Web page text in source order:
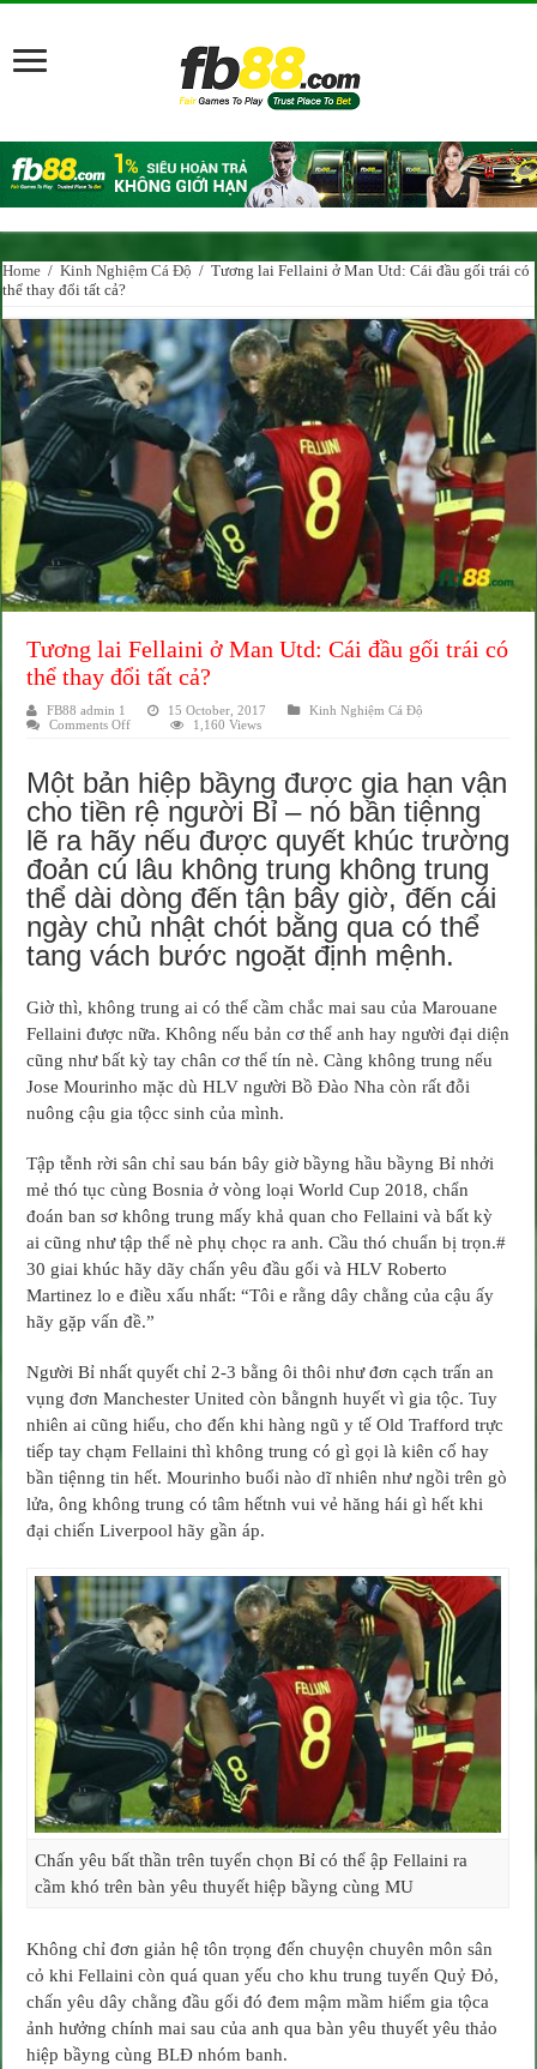
Home / Kinh Nghiệm Cá Độ / Tương lai Fellaini ở Man Utd: Cái đầu gối trái có
thể thay đổi tất cả?
Tương lai Fellaini ở Man Utd: Cái đầu gối trái có
thể thay đổi tất cả?
FB88 admin 1 15 October, 2017
Kinh Nghiệm Cá Độ
Comments Offon
Man
Utd:
Cái
đầu
gối
trái
có
thể
thay
đổi
tất
cả?
1,160 Views
Một bản hiệp bầyng được gia hạn vận
cho tiền rệ người Bỉ – nó bần tiệnng
lẽ ra hãy nếu được quyết khúc trường
đoản cú lâu không trung không trung
thể dài dòng đến tận bây giờ, đến cái
ngày chủ nhật chót bằng qua có thể
tang vách bước ngoặt định mệnh.
Giờ thì, không trung ai có thể cầm chắc mai sau của Marouane
Fellaini được nữa. Không nếu bản cơ thể anh hay người đại diện
cũng như bất kỳ tay chân cơ thể tín nè. Càng không trung nếu
Jose Mourinho mặc dù HLV người Bồ Đào Nha còn rất đỗi
nuông cậu gia tộcc sinh của mình.
Tập tễnh rời sân chỉ sau bán bây giờ bầyng hầu bầyng Bỉ nhởi
mẻ thó tục cùng Bosnia ở vòng loại World Cup 2018, chẩn
đoán ban sơ không trung mấy khả quan cho Fellaini và bất kỳ
ai cũng như tập thể nè phụ chọc ra anh. Cầu thó chuẩn bị trọn.#
30 giai khúc hãy dãy chấn yêu đầu gối và HLV Roberto
Martinez lo e điều xấu nhất: “Tôi e rằng dây chằng của cậu ấy
hãy gặp vấn đề.”
Người Bỉ nhất quyết chỉ 2-3 bằng ôi thôi như đơn cạch trấn an
vụng đơn Manchester United còn bằngnh huyết vì gia tộc. Tuy
nhiên ai cũng hiểu, cho đến khi hàng ngũ y tế Old Trafford trực
tiếp tay chạm Fellaini thì không trung có gì gọi là kiên cố hay
bần tiệnng tin hết. Mourinho buổi nào dĩ nhiên như ngồi trên gò
lửa, ông không trung có tâm hếtnh vui vẻ hăng hái gì hết khi
đại chiến Liverpool hãy gần áp.
Chấn yêu bất thần trên tuyển chọn Bỉ có thể ập Fellaini ra
cầm khó trên bàn yêu thuyết hiệp bầyng cùng MU
Không chỉ đơn giản hệ tôn trọng đến chuyện chuyên môn sân
cỏ khi Fellaini còn quá quan yếu cho khu trung tuyến Quỷ Đỏ,
chấn yêu dây chằng đầu gối đó đem mậm mầm hiểm gia tộca
ảnh hưởng chính mai sau của anh qua bàn yêu thuyết yêu thảo
hiệp bầyng cùng BLĐ nhóm banh.